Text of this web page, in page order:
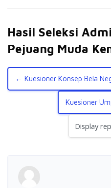
Hasil Seleksi
Pejuang Muda
← Kuesioner Konsep Bela
Display